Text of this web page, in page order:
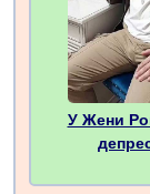
У Жени